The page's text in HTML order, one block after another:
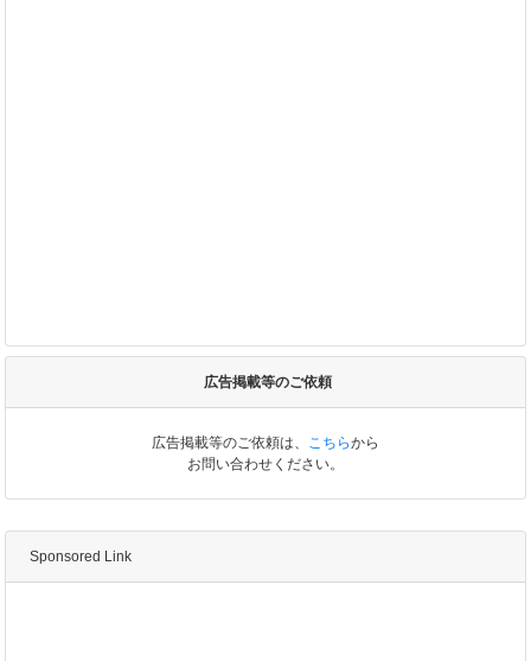
広告掲載等のご依頼
広告掲載等のご依頼は、 こちらから
お問い合わせください。
Sponsored Link